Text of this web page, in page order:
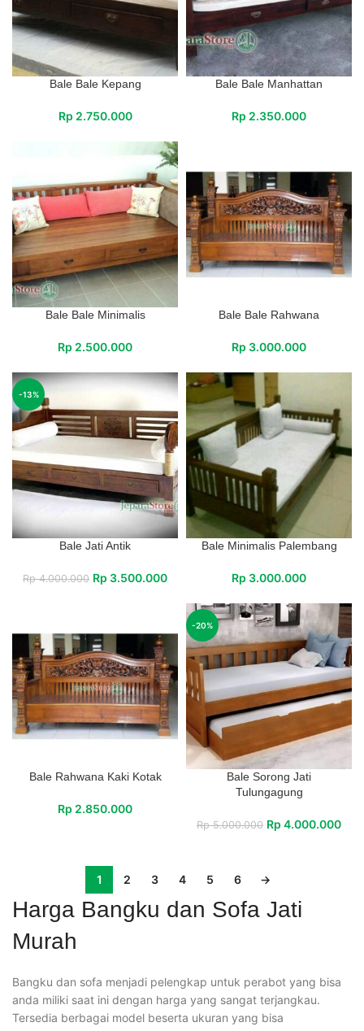
Bale Bale Kepang
Rp 2.750.000
Bale Bale Manhattan
Rp 2.350.000
Bale Bale Minimalis
Rp 2.500.000
Bale Bale Rahwana
Rp 3.000.000
-13%
Bale Jati Antik
Rp4.000.000 Rp 3.500.000
Bale Minimalis Palembang
Rp 3.000.000
Bale Rahwana Kaki Kotak
Rp 2.850.000
-20%
Bale Sorong Jati
Tulungagung
Rp5.000.000 Rp 4.000.000
1 2 3 4 5 6 →
Harga Bangku dan Sofa Jati
Murah
Bangku dan sofa menjadi pelengkap untuk perabot yang bisa
anda miliki saat ini dengan harga yang sangat terjangkau.
Tersedia berbagai model beserta ukuran yang bisa